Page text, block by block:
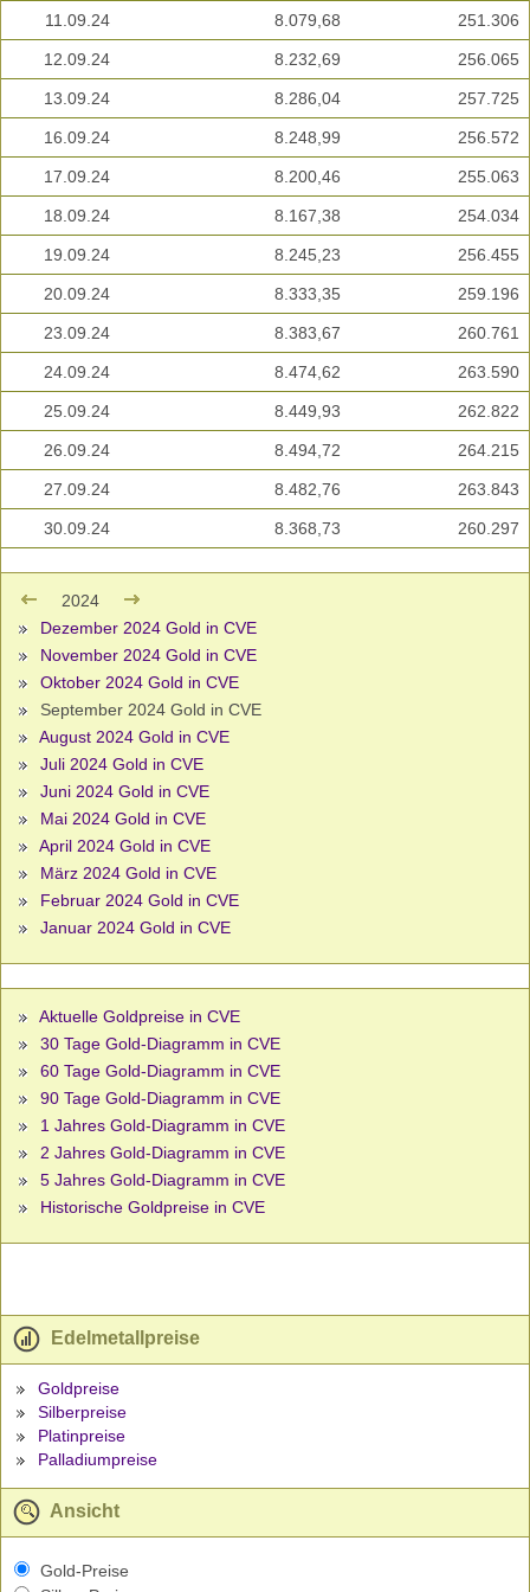
11.09.24 8.079,68 251.306
12.09.24 8.232,69 256.065
13.09.24 8.286,04 257.725
16.09.24 8.248,99 256.572
17.09.24 8.200,46 255.063
18.09.24 8.167,38 254.034
19.09.24 8.245,23 256.455
20.09.24 8.333,35 259.196
23.09.24 8.383,67 260.761
24.09.24 8.474,62 263.590
25.09.24 8.449,93 262.822
26.09.24 8.494,72 264.215
27.09.24 8.482,76 263.843
30.09.24 8.368,73 260.297
2024
Dezember 2024 Gold in CVE
November 2024 Gold in CVE
Oktober 2024 Gold in CVE
September 2024 Gold in CVE
August 2024 Gold in CVE
Juli 2024 Gold in CVE
Juni 2024 Gold in CVE
Mai 2024 Gold in CVE
April 2024 Gold in CVE
März 2024 Gold in CVE
Februar 2024 Gold in CVE
Januar 2024 Gold in CVE
Aktuelle Goldpreise in CVE
30 Tage Gold-Diagramm in CVE
60 Tage Gold-Diagramm in CVE
90 Tage Gold-Diagramm in CVE
1 Jahres Gold-Diagramm in CVE
2 Jahres Gold-Diagramm in CVE
5 Jahres Gold-Diagramm in CVE
Historische Goldpreise in CVE
Edelmetallpreise
Goldpreise
Silberpreise
Platinpreise
Palladiumpreise
Ansicht
Gold-Preise